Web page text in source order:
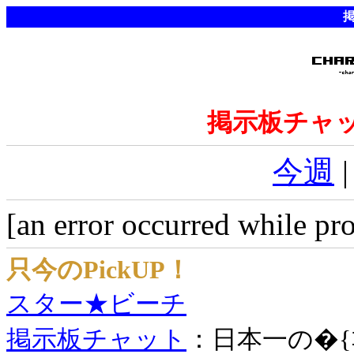
掲示板チャ
今週
[an error occurred while
只今のPickUP！
スター★ビーチ
掲示板チャット
：日本一の�{